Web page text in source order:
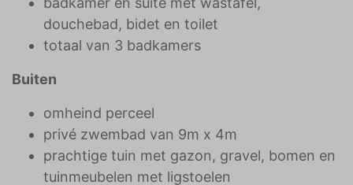
douchebad, bidet en toilet
totaal van 3 badkamers
Buiten
omheind perceel
privé zwembad van 9m x 4m
prachtige tuin met gazon, gravel, bomen en
tuinmeubelen met ligstoelen